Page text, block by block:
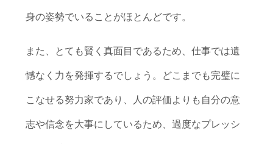
身の姿勢でいることがほとんどです。
また、とても賢く真面目であるため、仕事では遺
憾なく力を発揮するでしょう。どこまでも完璧に
こなせる努力家であり、人の評価よりも自分の意
志や信念を大事にしているため、過度なプレッシ